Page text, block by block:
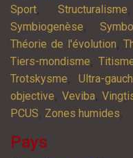
Sport, Structuralisme
Symbiogenèse,
Théorie de l'évolution,
Tiers-mondisme,
Trotskysme,Ultra-
objective, Veviba,
PCUS, Zones humides,
Pays